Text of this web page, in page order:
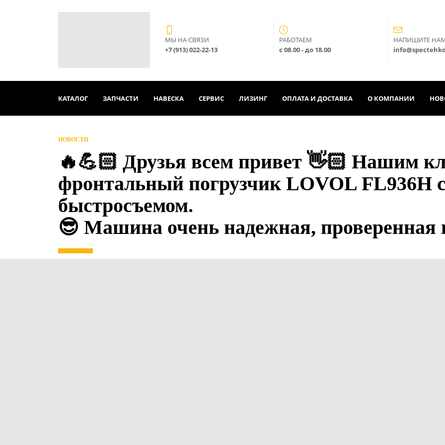
МЫ НА СВЯЗИ
+7 (913) 022-22-13
РАБОТАЕМ
с 08.00 - до 18.00
НАПИШИТЕ
КАТАЛОГ ЗАПЧАСТИ НАВЕСКА СЕРВИС ЛИЗИНГ ОПЛАТА И ДОСТАВКА О КОМПАНИИ
НОВОСТИ
🔥💪🏻 Друзья всем привет 👋🏻 Нашим
фронтальный погрузчик LOVOL FL936H
быстросъемом.
😎 Машина очень надежная, проверенная